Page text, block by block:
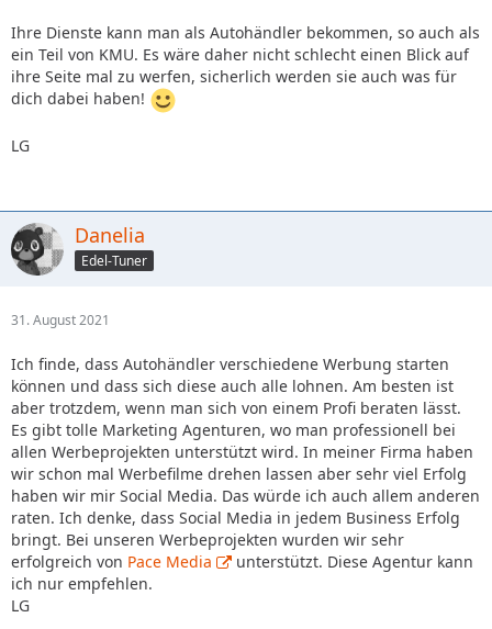
Ihre Dienste kann man als Autohändler bekommen, so auch als
ein Teil von KMU. Es wäre daher nicht schlecht einen Blick auf
ihre Seite mal zu werfen, sicherlich werden sie auch was für
dich dabei haben!
LG
Danelia
Edel-Tuner
31. August 2021
Ich finde, dass Autohändler verschiedene Werbung starten
können und dass sich diese auch alle lohnen. Am besten ist
aber trotzdem, wenn man sich von einem Profi beraten lässt.
Es gibt tolle Marketing Agenturen, wo man professionell bei
allen Werbeprojekten unterstützt wird. In meiner Firma haben
wir schon mal Werbefilme drehen lassen aber sehr viel Erfolg
haben wir mir Social Media. Das würde ich auch allem anderen
raten. Ich denke, dass Social Media in jedem Business Erfolg
bringt. Bei unseren Werbeprojekten wurden wir sehr
erfolgreich von Pace Media
unterstützt. Diese Agentur kann
ich nur empfehlen.
LG